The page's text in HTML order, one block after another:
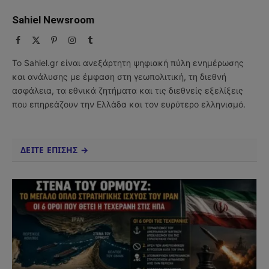
Sahiel Newsroom
Facebook PinterestInstagram
Tumblr
Το Sahiel.gr είναι ανεξάρτητη ψηφιακή πύλη ενημέρωσης
και ανάλυσης με έμφαση στη γεωπολιτική, τη διεθνή
ασφάλεια, τα εθνικά ζητήματα και τις διεθνείς εξελίξεις
που επηρεάζουν την Ελλάδα και τον ευρύτερο ελληνισμό.
ΔΕΙΤΕ ΕΠΙΣΗΣ →